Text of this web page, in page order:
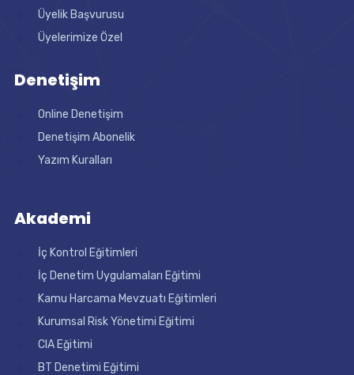
Üyelik Başvurusu
Üyelerimize Özel
Denetişim
Online Denetişim
Denetişim Abonelik
Yazım Kuralları
Akademi
İç Kontrol Eğitimleri
İç Denetim Uygulamaları Eğitimi
Kamu Harcama Mevzuatı Eğitimleri
Kurumsal Risk Yönetimi Eğitimi
CIA Eğitimi
BT Denetimi Eğitimi